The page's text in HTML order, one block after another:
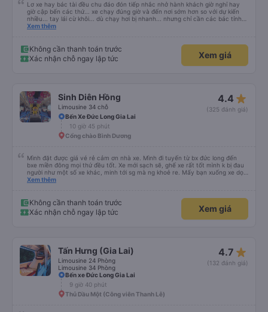
Lơ xe hay bác tài đều chu đáo đón tiếp nhắc nhở hành khách giờ nghỉ hay
giờ cập bến các thứ... xe chạy đúng giờ và đến nơi sớm hơn so với dự kiến
nhiều... tay lái cừ khôi... dù chạy hơi bị nhanh... nhưng chỉ cần các bác tỉnh
táo sức khoẻ đầy đủ và tay lái cứng cáp là được. Tiện nghi rất sạch sẽ và
máy chạy lâu. Thích hợp và tiện nghi cho ai có nhu cầu từ tphcm (bến xe
miền đông) lên Măng Đen chơi nhé!
Xem thêm
Không cần thanh toán trước
Xác nhận chỗ ngay lập tức
Xem giá
Sinh Diên Hồng
Limousine 34 chỗ
4.4 star_rate
(325 đánh giá)
Bến Xe Đức Long Gia Lai
10 giờ 45 phút
Cổng chào Bình Dương
Mình đặt được giá vé rẻ cảm ơn nhà xe. Mình đi tuyến từ bx đức long đến
bxe miền đông mọi thứ đều tốt. Xe mới sạch sẽ, ghế xe rất tốt mình k bị đau
người như một số xe khác, minh tới sg mà ng khoẻ re. Mấy bạn xuống xe dọc
đg để ý xíu là ổn.
Xem thêm
Không cần thanh toán trước
Xác nhận chỗ ngay lập tức
Xem giá
Tấn Hưng (Gia Lai)
Limousine 24 Phòng
Limousine 34 Phòng
4.7 star_rate
(132 đánh giá)
Bến xe Đức Long Gia Lai
9 giờ 40 phút
Thủ Dầu Một (Công viên Thanh Lễ)